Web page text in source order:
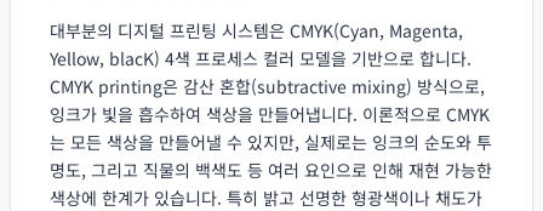
대부분의 디지털 프린팅 시스템은 CMYK(Cyan, Magenta,
Yellow, blacK) 4색 프로세스 컬러 모델을 기반으로 합니다.
CMYK printing은 감산 혼합(subtractive mixing) 방식으로,
잉크가 빛을 흡수하여 색상을 만들어냅니다. 이론적으로 CMYK
는 모든 색상을 만들어낼 수 있지만, 실제로는 잉크의 순도와 투
명도, 그리고 직물의 백색도 등 여러 요인으로 인해 재현 가능한
색상에 한계가 있습니다. 특히 밝고 선명한 형광색이나 채도가